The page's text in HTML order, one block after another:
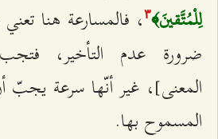
لِلْمُتَّقينَ﴾٣، فالمسارعة هنا
ضرورة عدم التأخير،
المعنى]، غير أنّها سرعة يجبّ
المسموح بها.